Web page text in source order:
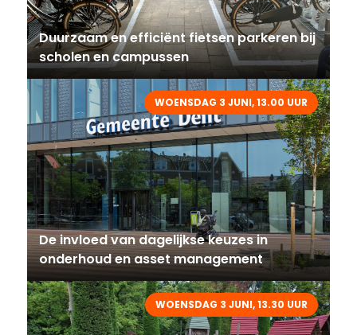
Duurzaam en efficiënt fietsen parkeren bij
scholen en campussen
WOENSDAG 3 JUNI, 13.00 UUR
De invloed van dagelijkse keuzes in
onderhoud en asset management
WOENSDAG 3 JUNI, 13.30 UUR